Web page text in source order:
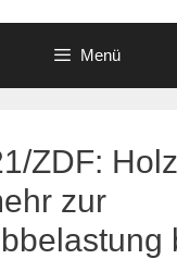
Menü
ZDF:
zur